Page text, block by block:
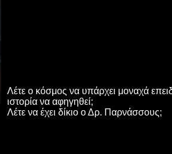
Λέτε ο κόσμος να υπάρχει μοναχά
ιστορία να αφηγηθεί;
Λέτε να έχει δίκιο ο Δρ. Παρνάσσους;